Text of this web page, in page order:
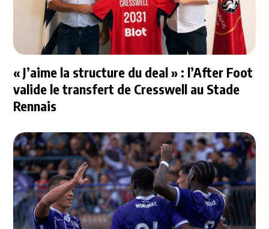
« J’aime la structure du deal » : l’After Foot
valide le transfert de Cresswell au Stade
Rennais